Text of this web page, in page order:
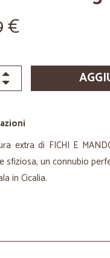
€
extra di FICHI E
sfiziosa, un connubio
in Cicalia.